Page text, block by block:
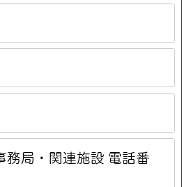
務局・関連施設 電話番